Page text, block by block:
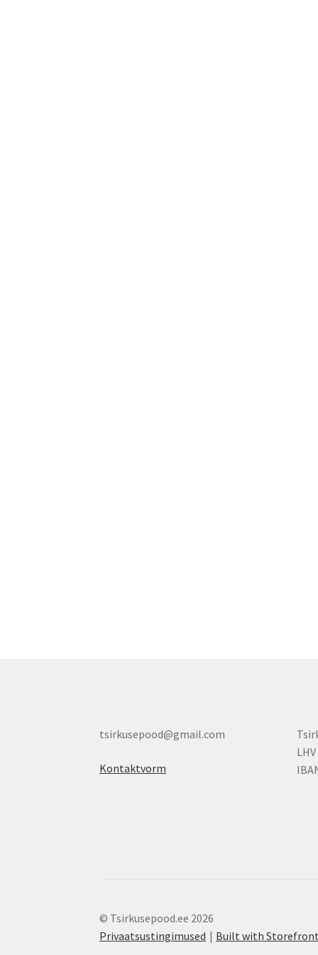
tsirkusepood@gmail.com
Kontaktvorm
© Tsirkusepood.ee 2026
Privaatsustingimused
Built with